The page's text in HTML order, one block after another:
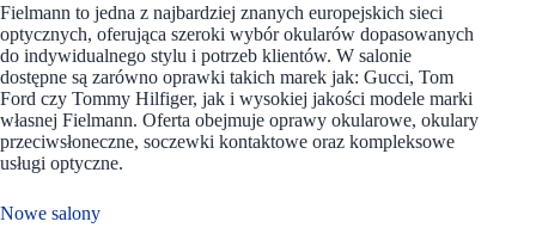
Fielmann to jedna z najbardziej znanych europejskich sieci
optycznych, oferująca szeroki wybór okularów dopasowanych
do indywidualnego stylu i potrzeb klientów. W salonie
dostępne są zarówno oprawki takich marek jak: Gucci, Tom
Ford czy Tommy Hilfiger, jak i wysokiej jakości modele marki
własnej Fielmann. Oferta obejmuje oprawy okularowe, okulary
przeciwsłoneczne, soczewki kontaktowe oraz kompleksowe
usługi optyczne.
Nowe salony